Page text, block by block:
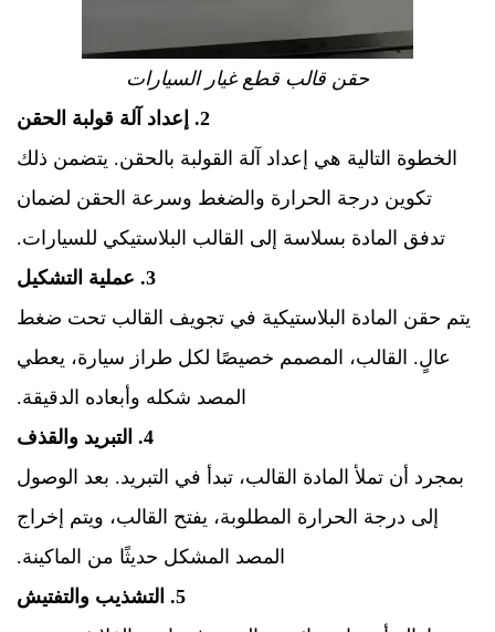
حقن قالب قطع غيار السيارات
2. إعداد آلة قولبة الحقن
الخطوة التالية هي إعداد آلة القولبة بالحقن. يتضمن ذلك
تكوين درجة الحرارة والضغط وسرعة الحقن لضمان
تدفق المادة بسلاسة إلى القالب البلاستيكي للسيارات.
3. عملية التشكيل
يتم حقن المادة البلاستيكية في تجويف القالب تحت ضغط
عالٍ. القالب، المصمم خصيصًا لكل طراز سيارة، يعطي
المصد شكله وأبعاده الدقيقة.
4. التبريد والقذف
بمجرد أن تملأ المادة القالب، تبدأ في التبريد. بعد الوصول
إلى درجة الحرارة المطلوبة، يفتح القالب، ويتم إخراج
المصد المشكل حديثًا من الماكينة.
5. التشذيب والتفتيش